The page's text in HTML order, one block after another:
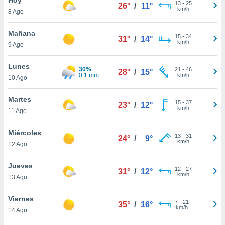
en
más
nuestra
de
cookies
aceptar
8 Ago
26° / 11° 13- 25
km/h
Mañana
9 Ago
31° / 14° 15- 34
km/h
Lunes
10 Ago
30%
0.1 mm
28° / 15° 21 - 46
km/h
Martes
11 Ago
23° / 12° 15- 37
km/h
Miércoles
12 Ago
24° / 9° 13- 31
km/h
Jueves
13 Ago
31° / 12° 12- 27
km/h
Viernes
14 Ago
35° / 16° 7- 21
km/h